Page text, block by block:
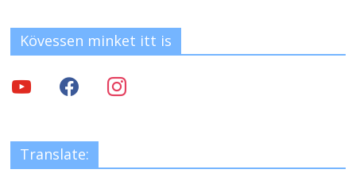
Kövessen minket itt is
Translate: